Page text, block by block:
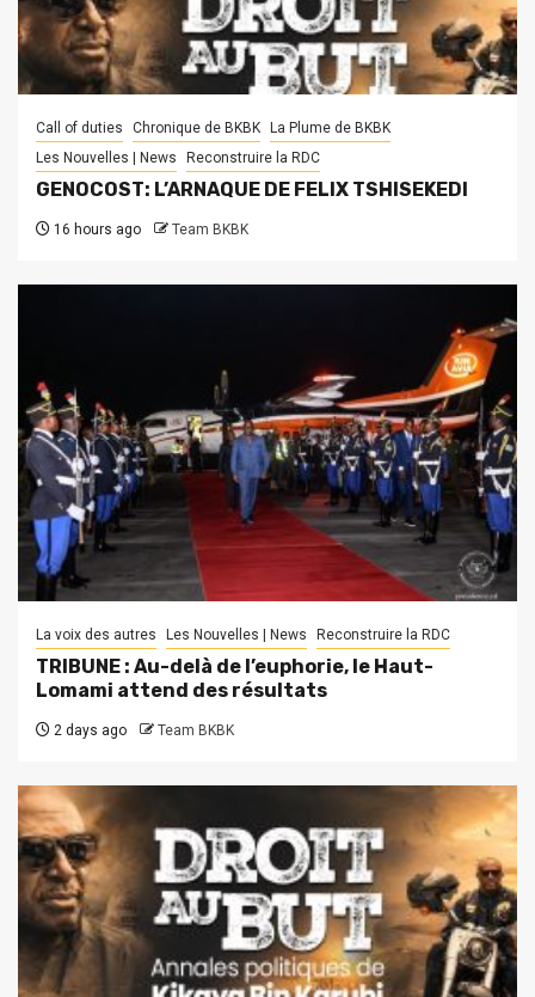
Call of duties Chronique de BKBK
La Plume de BKBK
Les Nouvelles | News
Reconstruire la RDC
GENOCOST: L’ARNAQUE DE FELIX TSHISEKEDI
16 hours ago Team BKBK
La voix des autres Les Nouvelles | News Reconstruire la RDC
TRIBUNE : Au-delà de l’euphorie, le Haut-
Lomami attend des résultats
2 days ago Team BKBK